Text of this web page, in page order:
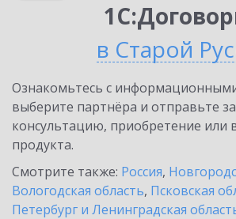
в Старой
Ознакомьтесь с
выберите партнёра и отправьте
консультацию, приобретение или
продукта.
Смотрите также: Россия,
Вологодская область, Псковская
Петербург и Ленинградская